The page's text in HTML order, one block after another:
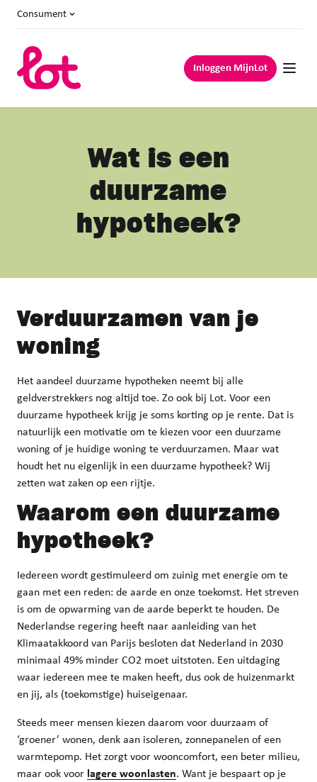
Consument
Inloggen MijnLot
Wat is een
duurzame
hypotheek?
Verduurzamen van je
woning
Het aandeel duurzame hypotheken neemt bij alle
geldverstrekkers nog altijd toe. Zo ook bij Lot. Voor een
duurzame hypotheek krijg je soms korting op je rente. Dat is
natuurlijk een motivatie om te kiezen voor een duurzame
woning of je huidige woning te verduurzamen. Maar wat
houdt het nu eigenlijk in een duurzame hypotheek? Wij
zetten wat zaken op een rijtje.
Waarom een duurzame
hypotheek?
Iedereen wordt gestimuleerd om zuinig met energie om te
gaan met een reden: de aarde en onze toekomst. Het streven
is om de opwarming van de aarde beperkt te houden. De
Nederlandse regering heeft naar aanleiding van het
Klimaatakkoord van Parijs besloten dat Nederland in 2030
minimaal 49% minder CO2 moet uitstoten. Een uitdaging
waar iedereen mee te maken heeft, dus ook de huizenmarkt
en jij, als (toekomstige) huiseigenaar.
Steeds meer mensen kiezen daarom voor duurzaam of
‘groener’ wonen, denk aan isoleren, zonnepanelen of een
warmtepomp. Het zorgt voor wooncomfort, een beter milieu,
maar ook voor lagere woonlasten. Want je bespaart op je